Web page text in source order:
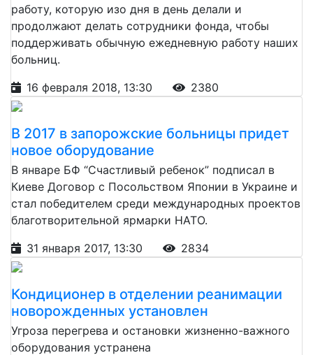
работу, которую изо дня в день делали и
продолжают делать сотрудники фонда, чтобы
поддерживать обычную ежедневную работу наших
больниц.
16 февраля 2018, 13:30
2380
В 2017 в запорожские больницы придет
новое оборудование
В январе БФ “Счастливый ребенок” подписал в
Киеве Договор с Посольством Японии в Украине и
стал победителем среди международных проектов
благотворительной ярмарки НАТО.
31 января 2017, 13:30
2834
Кондиционер в отделении реанимации
новорожденных установлен
Угроза перегрева и остановки жизненно-важного
оборудования устранена